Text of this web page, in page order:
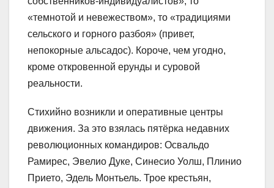
«темнотой и невежеством», то «традициями
сельского и горного разбоя» (привет,
непокорные альсадос). Короче, чем угодно,
кроме откровенной ерунды и суровой
реальности.
Стихийно возникли и оперативные центры
движения. За это взялась пятёрка недавних
революционных командиров: Освальдо
Рамирес, Эвелио Дуке, Синесио Уолш, Плинио
Прието, Эдель Монтьель. Трое крестьян,